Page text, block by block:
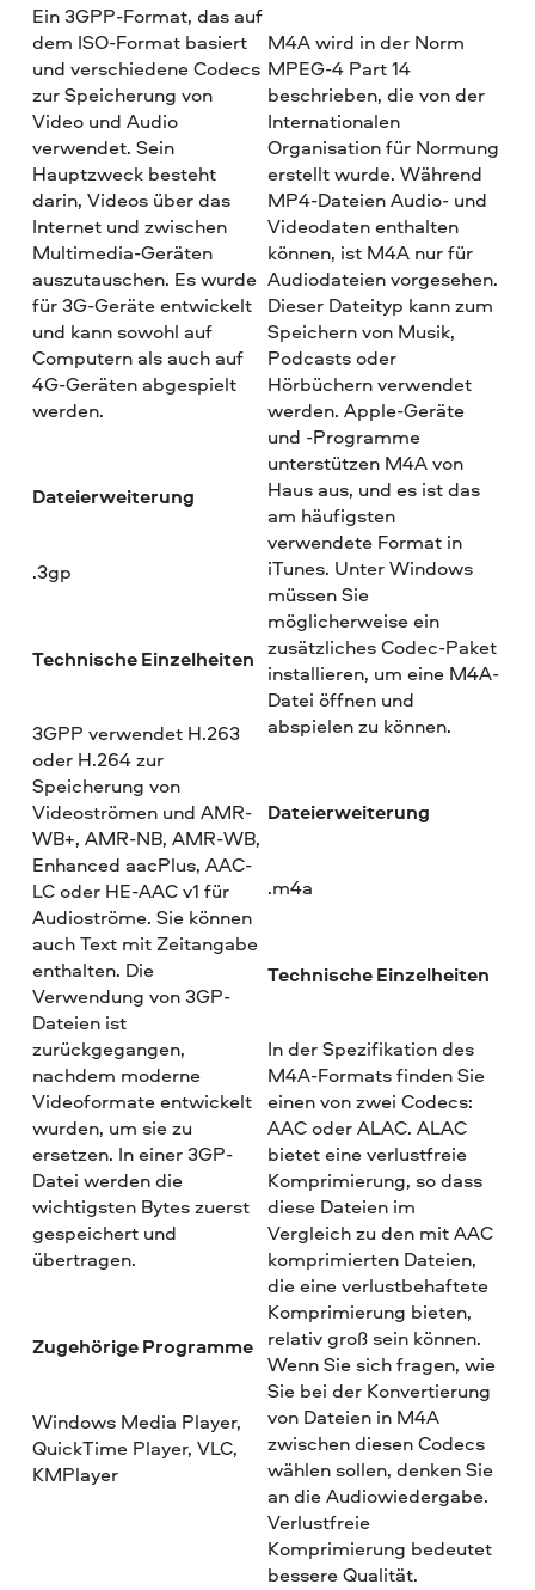
Ein 3GPP-Format, das auf
dem ISO-Format basiert
und verschiedene Codecs
zur Speicherung von
Video und Audio
verwendet. Sein
Hauptzweck besteht
darin, Videos über das
Internet und zwischen
Multimedia-Geräten
auszutauschen. Es wurde
für 3G-Geräte entwickelt
und kann sowohl auf
Computern als auch auf
4G-Geräten abgespielt
werden.
Dateierweiterung
.3gp
Technische Einzelheiten
3GPP verwendet H.263
oder H.264 zur
Speicherung von
Videoströmen und AMR-
WB+, AMR-NB, AMR-WB,
Enhanced aacPlus, AAC-
LC oder HE-AAC v1 für
Audioströme. Sie können
auch Text mit Zeitangabe
enthalten. Die
Verwendung von 3GP-
Dateien ist
zurückgegangen,
nachdem moderne
Videoformate entwickelt
wurden, um sie zu
ersetzen. In einer 3GP-
Datei werden die
wichtigsten Bytes zuerst
gespeichert und
übertragen.
Zugehörige Programme
Windows Media Player,
QuickTime Player, VLC,
KMPlayer
M4A wird in der Norm
MPEG-4 Part 14
beschrieben, die von der
Internationalen
Organisation für Normung
erstellt wurde. Während
MP4-Dateien Audio- und
Videodaten enthalten
können, ist M4A nur für
Audiodateien vorgesehen.
Dieser Dateityp kann zum
Speichern von Musik,
Podcasts oder
Hörbüchern verwendet
werden. Apple-Geräte
und -Programme
unterstützen M4A von
Haus aus, und es ist das
am häufigsten
verwendete Format in
iTunes. Unter Windows
müssen Sie
möglicherweise ein
zusätzliches Codec-Paket
installieren, um eine M4A-
Datei öffnen und
abspielen zu können.
Dateierweiterung
.m4a
Technische Einzelheiten
In der Spezifikation des
M4A-Formats finden Sie
einen von zwei Codecs:
AAC oder ALAC. ALAC
bietet eine verlustfreie
Komprimierung, so dass
diese Dateien im
Vergleich zu den mit AAC
komprimierten Dateien,
die eine verlustbehaftete
Komprimierung bieten,
relativ groß sein können.
Wenn Sie sich fragen, wie
Sie bei der Konvertierung
von Dateien in M4A
zwischen diesen Codecs
wählen sollen, denken Sie
an die Audiowiedergabe.
Verlustfreie
Komprimierung bedeutet
bessere Qualität.